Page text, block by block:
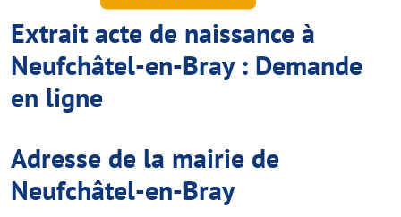
Extrait acte de naissance à
Neufchâtel-en-Bray : Demande
en ligne
Adresse de la mairie de
Neufchâtel-en-Bray